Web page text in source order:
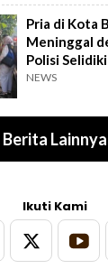
Pria di Kota
Meninggal
Polisi
NEWS
Berita Lainnya
Ikuti Kami